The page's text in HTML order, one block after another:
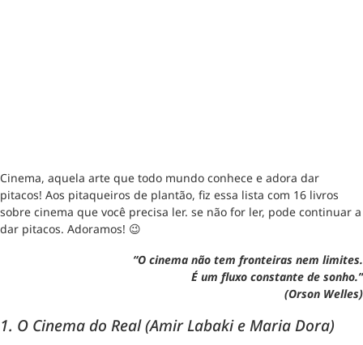
Cinema, aquela arte que todo mundo conhece e adora dar
pitacos! Aos pitaqueiros de plantão, fiz essa lista com 16 livros
sobre cinema que você precisa ler. se não for ler, pode continuar a
dar pitacos. Adoramos! 😉
“O cinema não tem fronteiras nem limites.
É um fluxo constante de sonho.”
(Orson Welles)
1. O Cinema do Real (Amir Labaki e Maria Dora)